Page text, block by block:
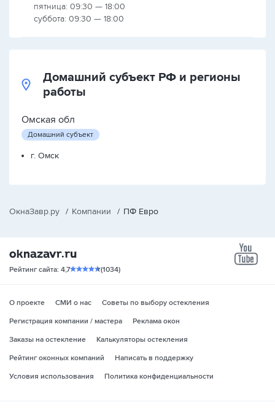
пятница: 09:30 — 18:00
суббота: 09:30 — 18:00
Домашний субъект РФ и регионы
работы
Омская обл
Домашний субъект
г. Омск
ОкнаЗавр.ру / Компании / ПФ Евро
Рейтинг сайта: 4,7 (1034)
О проекте СМИ о нас
Советы по выбору остекления
Регистрация компании / мастера
Реклама окон
Заказы на остекление
Калькуляторы остекления
Рейтинг оконных компаний
Написать в поддержку
Условия использования
Политика конфиденциальности